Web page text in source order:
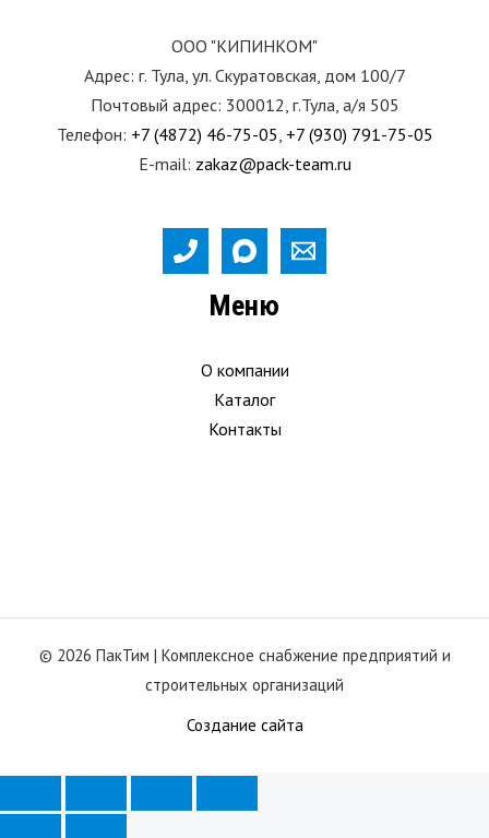
ООО "КИПИНКОМ"
Адрес: г. Тула, ул. Скуратовская, дом 100/7
Почтовый адрес: 300012, г.Тула, а/я 505
Телефон: +7 (4872) 46-75-05, +7 (930) 791-75-05
E-mail: zakaz@pack-team.ru
Меню
О компании
Каталог
Контакты
© 2026 ПакТим | Комплексное снабжение предприятий и
строительных организаций
Создание сайта